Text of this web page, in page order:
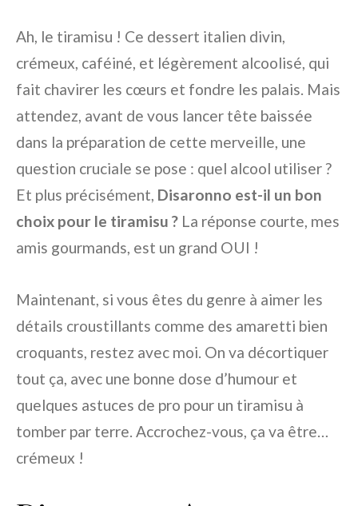
Ah, le tiramisu ! Ce dessert italien divin,
crémeux, caféiné, et légèrement alcoolisé, qui
fait chavirer les cœurs et fondre les palais. Mais
attendez, avant de vous lancer tête baissée
dans la préparation de cette merveille, une
question cruciale se pose : quel alcool utiliser ?
Et plus précisément, Disaronno est-il un bon
choix pour le tiramisu ? La réponse courte, mes
amis gourmands, est un grand OUI !
Maintenant, si vous êtes du genre à aimer les
détails croustillants comme des amaretti bien
croquants, restez avec moi. On va décortiquer
tout ça, avec une bonne dose d’humour et
quelques astuces de pro pour un tiramisu à
tomber par terre. Accrochez-vous, ça va être…
crémeux !